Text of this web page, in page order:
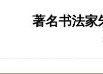
著名书法家